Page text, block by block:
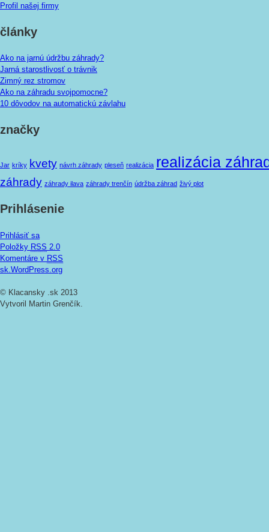
Profil našej firmy
články
Ako na jarnú údržbu záhrady?
Jarná starostlivosť o trávnik
Zimný rez stromov
Ako na záhradu svojpomocne?
10 dôvodov na automatickú závlahu
značky
Jar kríky kvety návrh záhrady pleseň realizácia realizácia
záhrady záhrady ilava záhrady trenčín údržba záhrad živý plot
Prihlásenie
Prihlásiť sa
Položky RSS 2.0
Komentáre v RSS
sk.WordPress.org
© Klacansky .sk 2013
Vytvoril Martin Grenčík.